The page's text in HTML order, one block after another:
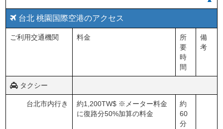
台北 桃園国際空港のアクセス
ご利用交通機関 料金
所
要
時
間
備
考
タクシー
台北市内行き
約1,200TW$ ※メーター料金
に復路分50%加算の料金
約
60
分